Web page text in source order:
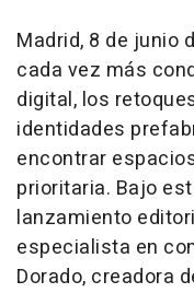
Madrid, 8 de junio
cada vez más
digital, los
identidades
encontrar
prioritaria. Bajo
lanzamiento
especialista en
Dorado, creadora